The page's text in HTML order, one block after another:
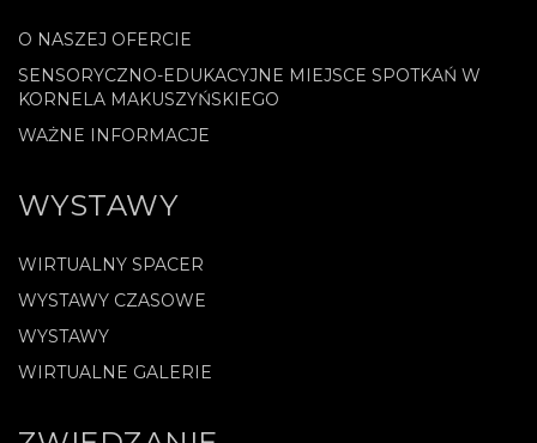
O NASZEJ OFERCIE
SENSORYCZNO-EDUKACYJNE MIEJSCE SPOTKAŃ W
KORNELA MAKUSZYŃSKIEGO
WAŻNE INFORMACJE
WYSTAWY
WIRTUALNY SPACER
WYSTAWY CZASOWE
WYSTAWY
WIRTUALNE GALERIE